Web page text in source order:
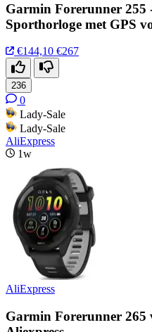
Garmin Forerunner 255
Sporthorloge met GPS
€144,10 €267
236
0
Lady-Sale
Lady-Sale
AliExpress
1w
AliExpress
Garmin Forerunner 265